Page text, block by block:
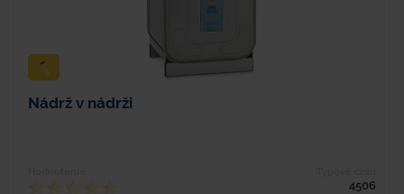
Nádrž v nádrži
4506